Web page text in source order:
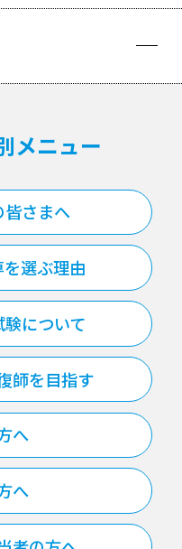
メニュー
皆さまへ
選ぶ理由
について
師を目指す
へ
へ